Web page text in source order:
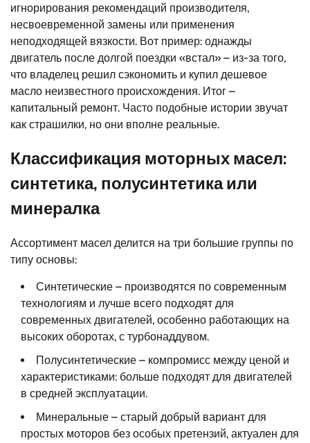
игнорирования рекомендаций производителя,
несвоевременной замены или применения
неподходящей вязкости. Вот пример: однажды
двигатель после долгой поездки «встал» – из-за того,
что владелец решил сэкономить и купил дешевое
масло неизвестного происхождения. Итог –
капитальный ремонт. Часто подобные истории звучат
как страшилки, но они вполне реальные.
Классификация моторных масел:
синтетика, полусинтетика или
минералка
Ассортимент масел делится на три большие группы по
типу основы:
Синтетические – производятся по современным
технологиям и лучше всего подходят для
современных двигателей, особенно работающих на
высоких оборотах, с турбонаддувом.
Полусинтетические – компромисс между ценой и
характеристиками: больше подходят для двигателей
в средней эксплуатации.
Минеральные – старый добрый вариант для
простых моторов без особых претензий, актуален для